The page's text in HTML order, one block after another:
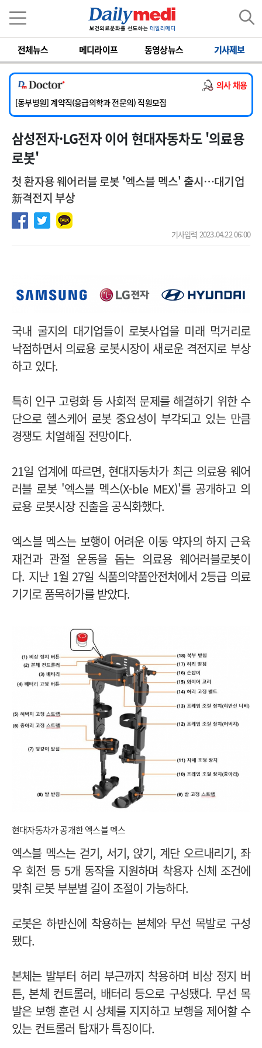
전체뉴스 메디라이프 동영상뉴스 기사제보
의사 채용
[서울아산병원] 2026년 하반기 인턴 모집
[영남대학교의료원] 마취통증의학과 임기제 임상의사 채용
[충남대학교병원] 소아청소년과(소아응급전담) 계약직 의사 공개채용
[동부병원] 계약직(응급의학과 전문의) 직원모집
[이대목동병원] 하반기 전공의(레지던트1년차) 모집
[서울아산병원] 2026년 하반기 인턴 모집
[영남대학교의료원] 마취통증의학과 임기제 임상의사 채용
삼성전자·LG전자 이어 현대자동차도 '의료용
로봇'
첫 환자용 웨어러블 로봇 '엑스블 멕스' 출시…대기업
新격전지 부상
기사입력 2023.04.22 06:00
국내 굴지의 대기업들이 로봇사업을 미래 먹거리로
낙점하면서 의료용 로봇시장이 새로운 격전지로 부상
하고 있다.
특히 인구 고령화 등 사회적 문제를 해결하기 위한 수
단으로 헬스케어 로봇 중요성이 부각되고 있는 만큼
경쟁도 치열해질 전망이다.
21일 업계에 따르면, 현대자동차가 최근 의료용 웨어
러블 로봇 '엑스블 멕스(X-ble MEX)'를 공개하고 의
료용 로봇시장 진출을 공식화했다.
엑스블 멕스는 보행이 어려운 이동 약자의 하지 근육
재건과 관절 운동을 돕는 의료용 웨어러블로봇이
다. 지난 1월 27일 식품의약품안전처에서 2등급 의료
기기로 품목허가를 받았다.
현대자동차가 공개한 엑스블 멕스
엑스블 멕스는 걷기, 서기, 앉기, 계단 오르내리기, 좌
우 회전 등 5개 동작을 지원하며 착용자 신체 조건에
맞춰 로봇 부분별 길이 조절이 가능하다.
로봇은 하반신에 착용하는 본체와 무선 목발로 구성
됐다.
본체는 발부터 허리 부근까지 착용하며 비상 정지 버
튼, 본체 컨트롤러, 배터리 등으로 구성됐다. 무선 목
발은 보행 훈련 시 상체를 지지하고 보행을 제어할 수
있는 컨트롤러 탑재가 특징이다.